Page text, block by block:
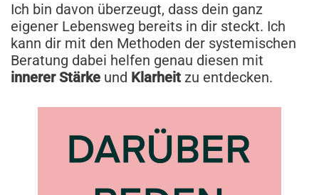
Ich bin davon überzeugt, dass dein ganz
eigener Lebensweg bereits in dir steckt. Ich
kann dir mit den Methoden der systemischen
Beratung dabei helfen genau diesen mit
innerer Stärke und Klarheit zu entdecken.